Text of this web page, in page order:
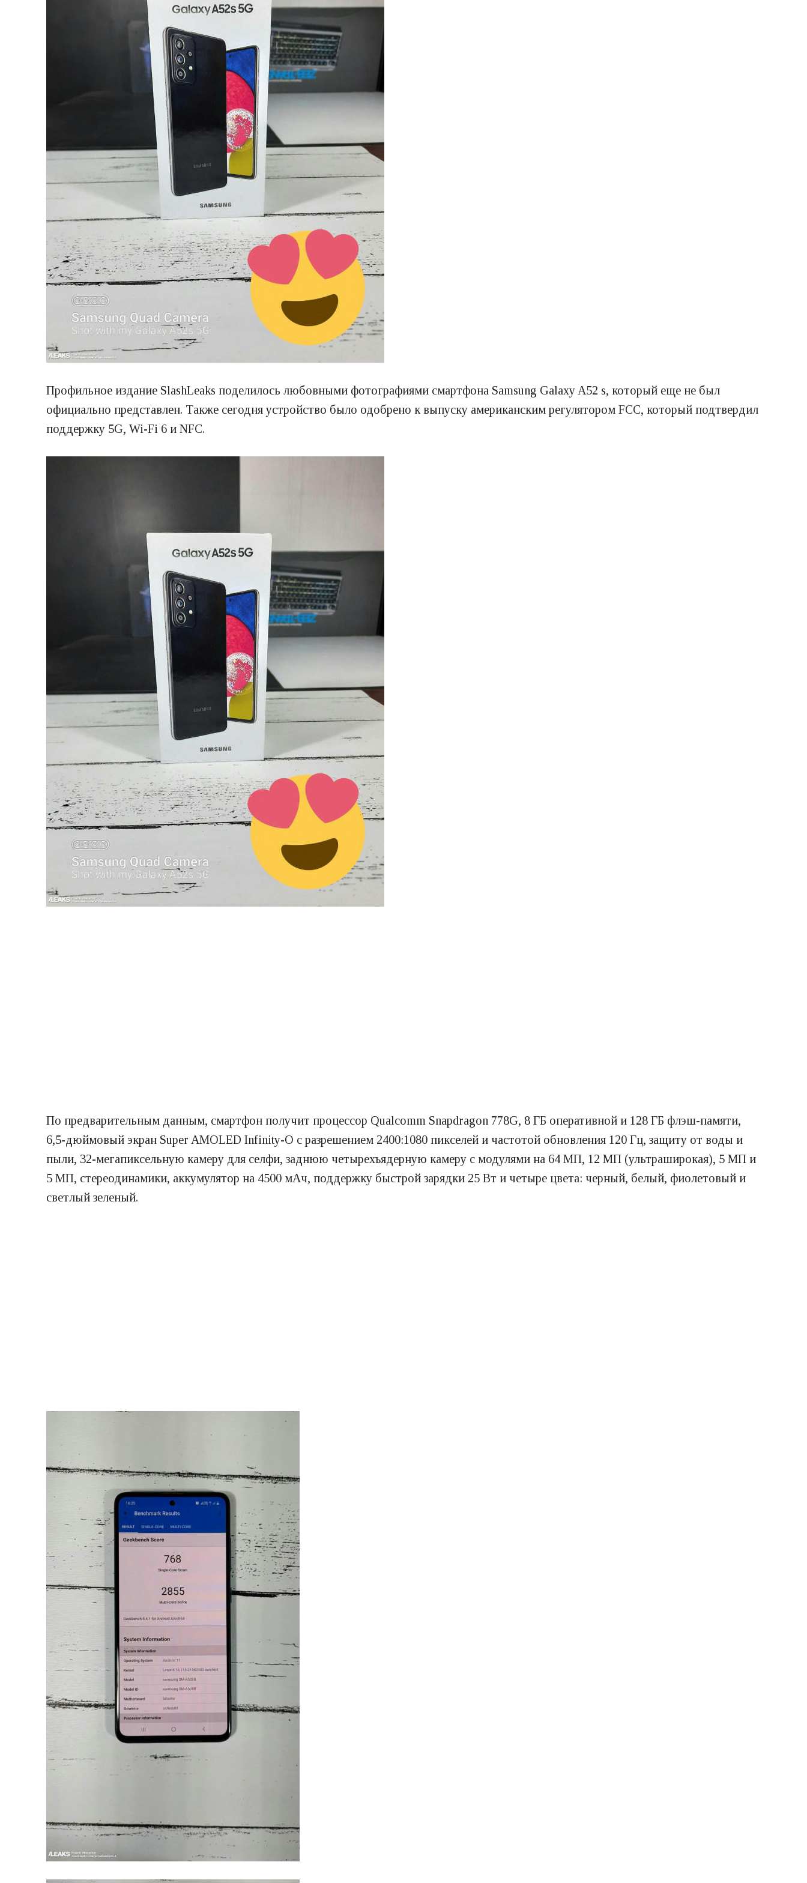
Профильное издание SlashLeaks поделилось любовными фотографиями смартфона Samsung Galaxy A52 s, который еще не был
официально представлен. Также сегодня устройство было одобрено к выпуску американским регулятором FCC, который подтвердил
поддержку 5G, Wi-Fi 6 и NFC.
По предварительным данным, смартфон получит процессор Qualcomm Snapdragon 778G, 8 ГБ оперативной и 128 ГБ флэш-памяти,
6,5-дюймовый экран Super AMOLED Infinity-O с разрешением 2400:1080 пикселей и частотой обновления 120 Гц, защиту от воды и
пыли, 32-мегапиксельную камеру для селфи, заднюю четырехъядерную камеру с модулями на 64 МП, 12 МП (ультраширокая), 5 МП и
5 МП, стереодинамики, аккумулятор на 4500 мАч, поддержку быстрой зарядки 25 Вт и четыре цвета: черный, белый, фиолетовый и
светлый зеленый.